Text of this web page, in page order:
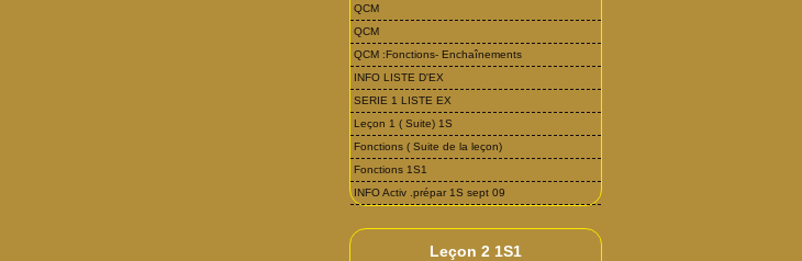
QCM
QCM
QCM :Fonctions- Enchaînements
INFO LISTE D'EX
SERIE 1 LISTE EX
Leçon 1 ( Suite) 1S
Fonctions ( Suite de la leçon)
Fonctions 1S1
INFO Activ .prépar 1S sept 09
Leçon 2 1S1